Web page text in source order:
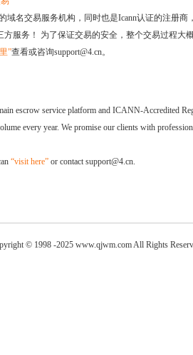
域名交易服务机构，同时也是Icann认证的注册
服务！ 为了保证交易的安全，整个交易过程大概
”查看或咨询support@4.cn。
escrow service platform and ICANN-Accredited
every year. We promise our clients with
“visit here” or contact support@4.cn.
© 1998 -2025 www.qjwm.com All Rights